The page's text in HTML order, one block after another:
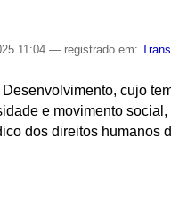
11:04— registrado em:
cujo
e movimento
dos direitos humanos